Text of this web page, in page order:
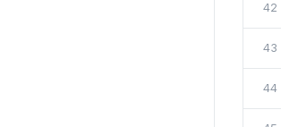
42
43
44